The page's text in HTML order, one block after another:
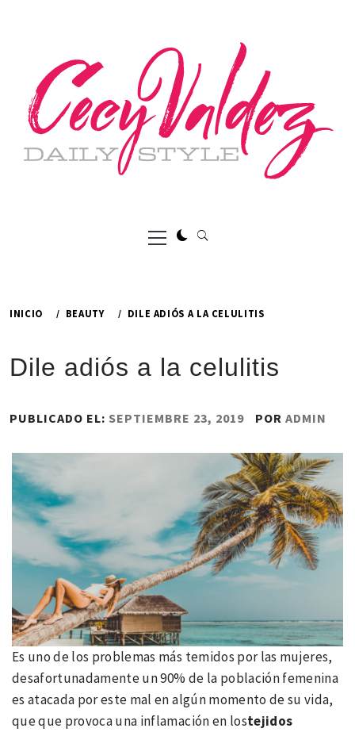
Menú
principal
INICIO BEAUTY DILE ADIÓS A LA CELULITIS
Dile adiós a la celulitis
PUBLICADO EL: SEPTIEMBRE 23, 2019 POR ADMIN
Es uno de los problemas más temidos por las mujeres,
desafortunadamente un 90% de la población femenina
es atacada por este mal en algún momento de su vida,
que que provoca una inflamación en lostejidos